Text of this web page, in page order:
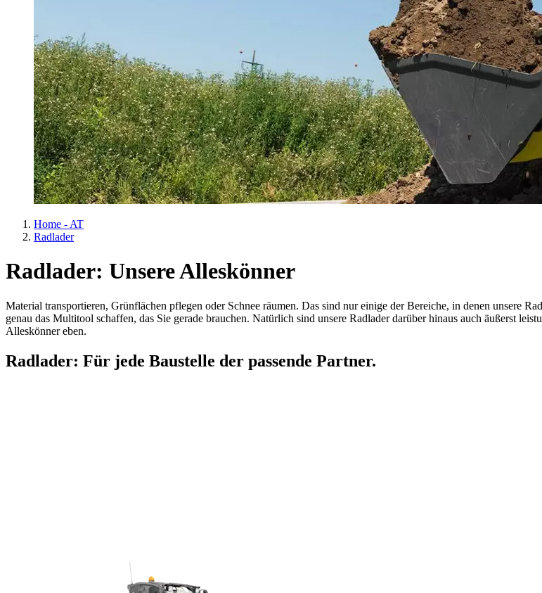
Home - AT
Radlader
Radlader: Unsere Alleskönner
Material transportieren, Grünflächen pflegen oder Schnee räumen. Das sind nur einige der Bereiche, in denen unsere
genau das Multitool schaffen, das Sie gerade brauchen. Natürlich sind unsere Radlader darüber hinaus auch äußerst
Alleskönner eben.
Radlader: Für jede Baustelle der passende Partner.